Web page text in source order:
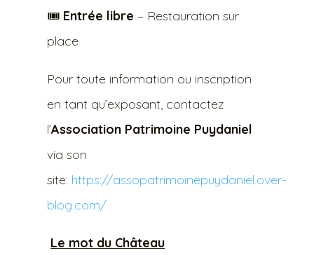
🎟️ Entrée libre – Restauration sur
place
Pour toute information ou inscription
en tant qu’exposant, contactez
l’Association Patrimoine Puydaniel
via son
site: https://assopatrimoinepuydaniel.over-
blog.com/
Le mot du Château